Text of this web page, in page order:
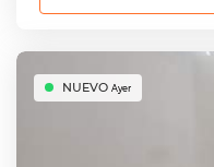
NUEVO Ayer